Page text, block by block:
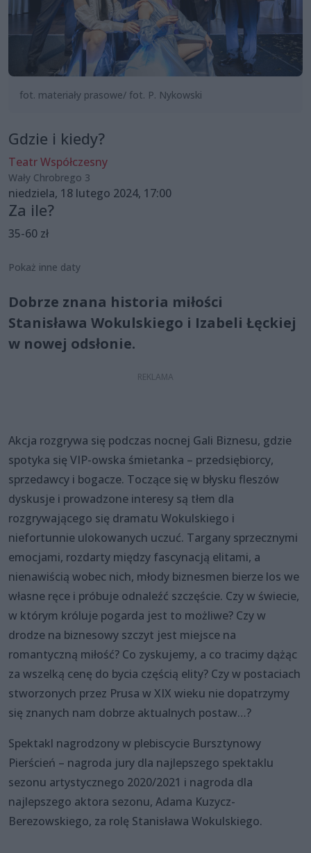
fot. materiały prasowe/ fot. P. Nykowski
Gdzie i kiedy?
Teatr Współczesny
Wały Chrobrego 3
niedziela, 18 lutego 2024, 17:00
Za ile?
35-60 zł
Pokaż inne daty
Dobrze znana historia miłości
Stanisława Wokulskiego i Izabeli Łęckiej
w nowej odsłonie.
Akcja rozgrywa się podczas nocnej Gali Biznesu, gdzie
spotyka się VIP-owska śmietanka – przedsiębiorcy,
sprzedawcy i bogacze. Toczące się w błysku fleszów
dyskusje i prowadzone interesy są tłem dla
rozgrywającego się dramatu Wokulskiego i
niefortunnie ulokowanych uczuć. Targany sprzecznymi
emocjami, rozdarty między fascynacją elitami, a
nienawiścią wobec nich, młody biznesmen bierze los we
własne ręce i próbuje odnaleźć szczęście. Czy w świecie,
w którym króluje pogarda jest to możliwe? Czy w
drodze na biznesowy szczyt jest miejsce na
romantyczną miłość? Co zyskujemy, a co tracimy dążąc
za wszelką cenę do bycia częścią elity? Czy w postaciach
stworzonych przez Prusa w XIX wieku nie dopatrzymy
się znanych nam dobrze aktualnych postaw…?
Spektakl nagrodzony w plebiscycie Bursztynowy
Pierścień – nagroda jury dla najlepszego spektaklu
sezonu artystycznego 2020/2021 i nagroda dla
najlepszego aktora sezonu, Adama Kuzycz-
Berezowskiego, za rolę Stanisława Wokulskiego.